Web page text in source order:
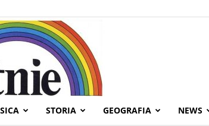
STORIA GEOGRAFIA NEWS